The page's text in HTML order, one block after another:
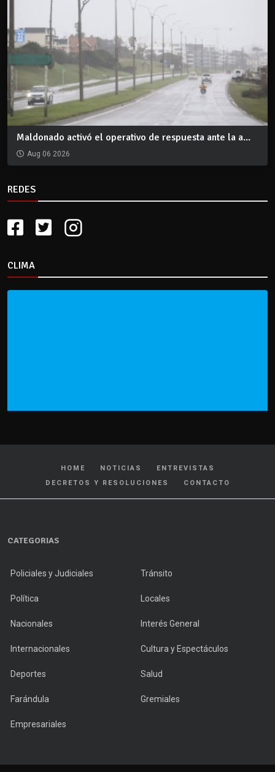
Maldonado activó el operativo de respuesta ante la a...
Aug 06 2026
REDES
CLIMA
HOME NOTICIAS
ENTREVISTAS
DECRETOS Y RESOLUCIONES
CONTACTO
CATEGORIAS
Policiales y Judiciales Tránsito
Política Locales
Nacionales Interés General
Internacionales Cultura y Espectáculos
Deportes Salud
Farándula Gremiales
Empresariales